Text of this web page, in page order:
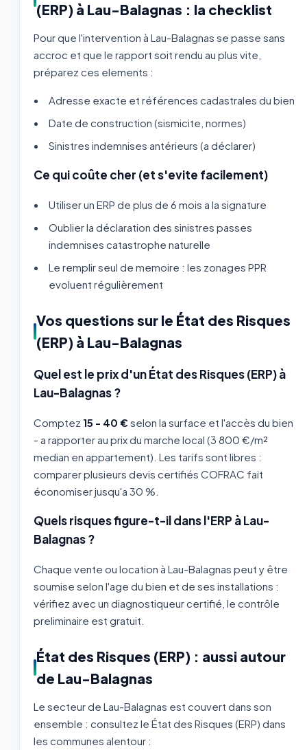
(ERP) à Lau-Balagnas : la checklist
Pour que l'intervention à Lau-Balagnas se passe sans
accroc et que le rapport soit rendu au plus vite,
préparez ces elements :
Adresse exacte et références cadastrales du bien
Date de construction (sismicite, normes)
Sinistres indemnises antérieurs (a déclarer)
Ce qui coûte cher (et s'evite facilement)
Utiliser un ERP de plus de 6 mois a la signature
Oublier la déclaration des sinistres passes
indemnises catastrophe naturelle
Le remplir seul de memoire : les zonages PPR
evoluent régulièrement
Vos questions sur le État des Risques
(ERP) à Lau-Balagnas
Quel est le prix d'un État des Risques (ERP) à
Lau-Balagnas ?
Comptez 15 - 40 €selon la surface et l'accès du bien
- a rapporter au prix du marche local (3 800 €/m²
median en appartement). Les tarifs sont libres :
comparer plusieurs devis certifiés COFRAC fait
économiser jusqu'a 30 %.
Quels risques figure-t-il dans l'ERP à Lau-
Balagnas ?
Chaque vente ou location à Lau-Balagnas peut y être
soumise selon l'age du bien et de ses installations :
vérifiez avec un diagnostiqueur certifié, le contrôle
preliminaire est gratuit.
État des Risques (ERP) : aussi autour
de Lau-Balagnas
Le secteur de Lau-Balagnas est couvert dans son
ensemble : consultez le État des Risques (ERP) dans
les communes alentour :